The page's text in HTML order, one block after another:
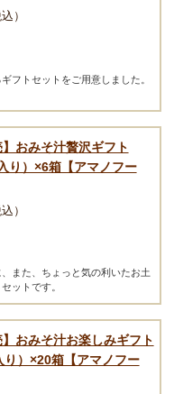
）
フトセットをご用意しました。
】おみそ汁贅沢ギフト
り）×6箱【アマノフー
）
また、ちょっと気の利いたお土
ットです。
】おみそ汁お楽しみギフト
）×20箱【アマノフー